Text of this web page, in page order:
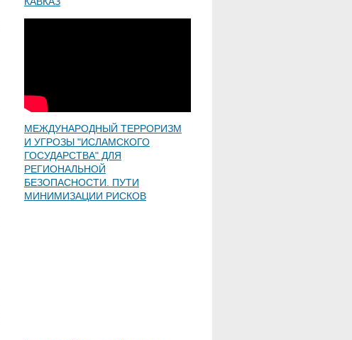
МЕЖДУНАРОДНЫЙ ТЕРРОРИЗМ
И УГРОЗЫ "ИСЛАМСКОГО
ГОСУДАРСТВА" ДЛЯ
РЕГИОНАЛЬНОЙ
БЕЗОПАСНОСТИ. ПУТИ
МИНИМИЗАЦИИ РИСКОВ